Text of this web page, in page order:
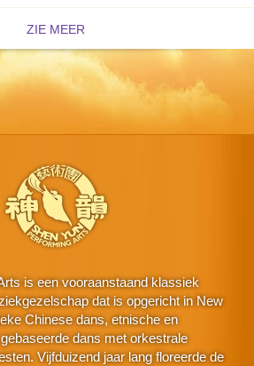
ZIE MEER
is een vooraanstaand klassiek
dat is opgericht in New
Chinese dans, etnische en
dans met orkestrale
Vijfduizend jaar lang floreerde de